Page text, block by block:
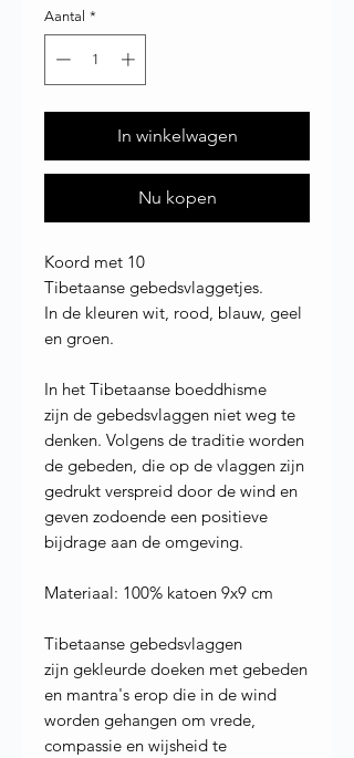
Aantal *
In winkelwagen
Nu kopen
Koord met 10
Tibetaanse gebedsvlaggetjes.
In de kleuren wit, rood, blauw, geel
en groen.
In het Tibetaanse boeddhisme
zijn de gebedsvlaggen niet weg te
denken. Volgens de traditie worden
de gebeden, die op de vlaggen zijn
gedrukt verspreid door de wind en
geven zodoende een positieve
bijdrage aan de omgeving.
Materiaal: 100% katoen 9x9 cm
Tibetaanse gebedsvlaggen
zijn gekleurde doeken met gebeden
en mantra's erop die in de wind
worden gehangen om vrede,
compassie en wijsheid te